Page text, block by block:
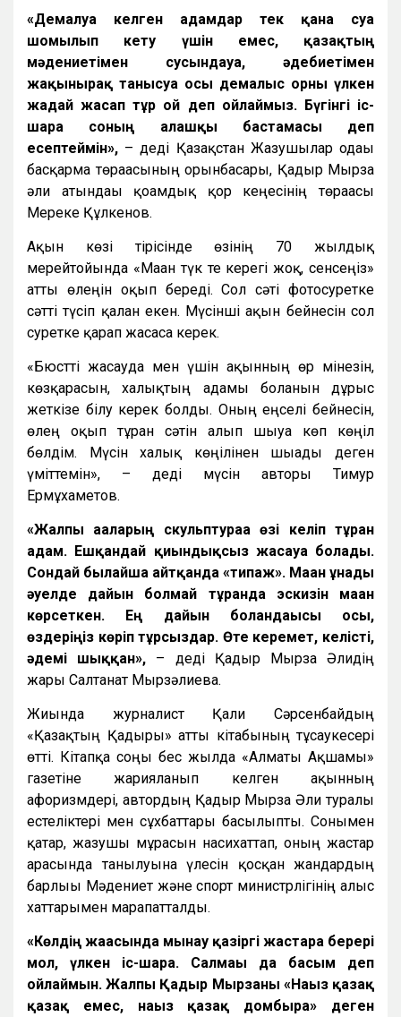
«Демалуға келген адамдар тек қана суға
шомылып кету үшін емес, қазақтың
мәдениетімен сусындауға, әдебиетімен
жақынырақ танысуға осы демалыс орны үлкен
жағдай жасап тұр ғой деп ойлаймыз. Бүгінгі іс-
шара соның алғашқы бастамасы деп
есептеймін», – деді Қазақстан Жазушылар одағы
басқарма төрағасының орынбасары, Қадыр Мырза
әли атындағы қоғамдық қор кеңесінің төрағасы
Мереке Құлкенов.
Ақын көзі тірісінде өзінің 70 жылдық
мерейтойында «Маған түк те керегі жоқ, сенсеңіз»
атты өлеңін оқып береді. Сол сәті фотосуретке
сәтті түсіп қалған екен. Мүсінші ақын бейнесін сол
суретке қарап жасаса керек.
«Бюстті жасауда мен үшін ақынның өр мінезін,
көзқарасын, халықтың адамы болғанын дұрыс
жеткізе білу керек болды. Оның еңселі бейнесін,
өлең оқып тұрған сәтін алып шығуға көп көңіл
бөлдім. Мүсін халық көңілінен шығады деген
үміттемін», – деді мүсін авторы Тимур
Ермұхаметов.
«Жалпы ағаларың скульптураға өзі келіп тұрған
адам. Ешқандай қиындықсыз жасауға болады.
Сондай былайша айтқанда «типаж». Маған ұнады
әуелде дайын болмай тұрғанда эскизін маған
көрсеткен. Ең дайын болғандағысы осы,
өздеріңіз көріп тұрсыздар. Өте керемет, келісті,
әдемі шыққан», – деді Қадыр Мырза Әлидің
жары Салтанат Мырзәлиева.
Жиында журналист Қали Сәрсенбайдың
«Қазақтың Қадыры» атты кітабының тұсаукесері
өтті. Кітапқа соңғы бес жылда «Алматы Ақшамы»
газетіне жарияланып келген ақынның
афоризмдері, автордың Қадыр Мырза Әли туралы
естеліктері мен сұхбаттары басылыпты. Сонымен
қатар, жазушы мұрасын насихаттап, оның жастар
арасында танылуына үлесін қосқан жандардың
барлығы Мәдениет және спорт министрлігінің алғыс
хаттарымен марапатталды.
«Көлдің жағасында мынау қазіргі жастарға берері
мол, үлкен іс-шара. Салмағы да басым деп
ойлаймын. Жалпы Қадыр Мырзаны «Нағыз қазақ
қазақ емес, нағыз қазақ домбыра» деген